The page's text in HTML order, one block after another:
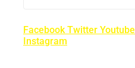
Facebook Twitter Youtube
Instagram